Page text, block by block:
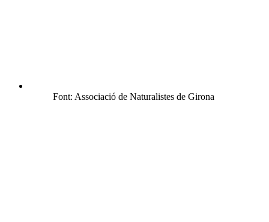
Font: Associació de Naturalistes de Girona